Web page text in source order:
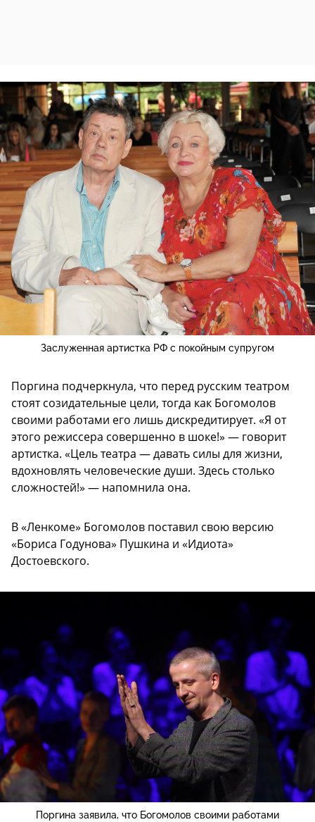
Заслуженная артистка РФ с покойным супругом
Поргина подчеркнула, что перед русским театром
стоят созидательные цели, тогда как Богомолов
своими работами его лишь дискредитирует. «Я от
этого режиссера совершенно в шоке!» — говорит
артистка. «Цель театра — давать силы для жизни,
вдохновлять человеческие души. Здесь столько
сложностей!» — напомнила она.
В «Ленкоме» Богомолов поставил свою версию
«Бориса Годунова» Пушкина и «Идиота»
Достоевского.
Поргина заявила, что Богомолов своими работами